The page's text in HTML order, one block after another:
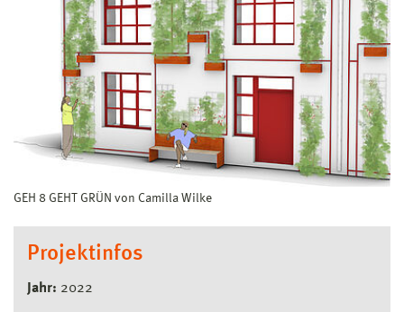
GEH 8 GEHT GRÜN von Camilla Wilke
Projektinfos
Jahr: 2022